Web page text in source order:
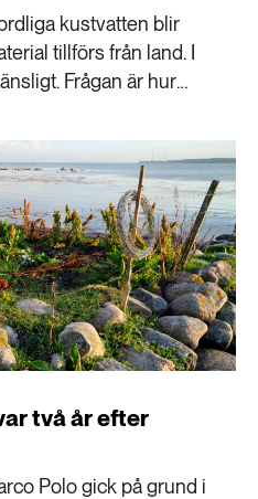
kustvatten blir
tillförs från land. I
Frågan är hur
två år efter
Polo gick på grund i